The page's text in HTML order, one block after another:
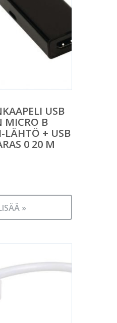
USB
MICRO B
LÄHTÖ + USB
0 20 M
»